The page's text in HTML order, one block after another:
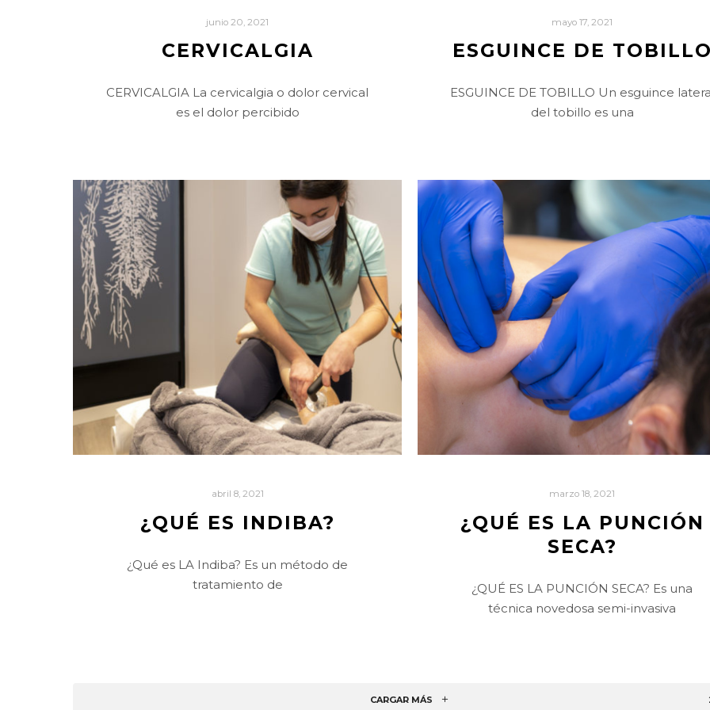
junio 20, 2021
CERVICALGIA
CERVICALGIA La cervicalgia o dolor cervical
es el dolor percibido
mayo 17, 2021
ESGUINCE DE
ESGUINCE DE TOBILLO Un esguince
del tobillo es una
abril 8, 2021
¿QUÉ ES INDIBA?
¿Qué es LA Indiba? Es un método de
tratamiento de
marzo 18, 2021
¿QUÉ ES LA PUNCIÓN
SECA?
¿QUÉ ES LA PUNCIÓN SECA? Es una
técnica novedosa semi-invasiva
CARGAR MÁS